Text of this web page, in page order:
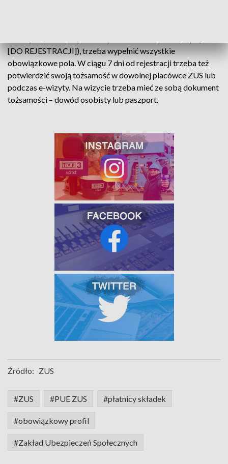
[DO REJESTRACJI]), trzeba wypełnić wszystkie
obowiązkowe pola. W ciągu 7 dni od rejestracji trzeba też
potwierdzić swoją tożsamość w dowolnej placówce ZUS lub
podczas e-wizyty. Na wizycie trzeba mieć ze sobą dokument
tożsamości – dowód osobisty lub paszport.
Źródło: ZUS
#ZUS #PUE ZUS #płatnicy składek
#obowiązkowy profil
#Zakład Ubezpieczeń Społecznych